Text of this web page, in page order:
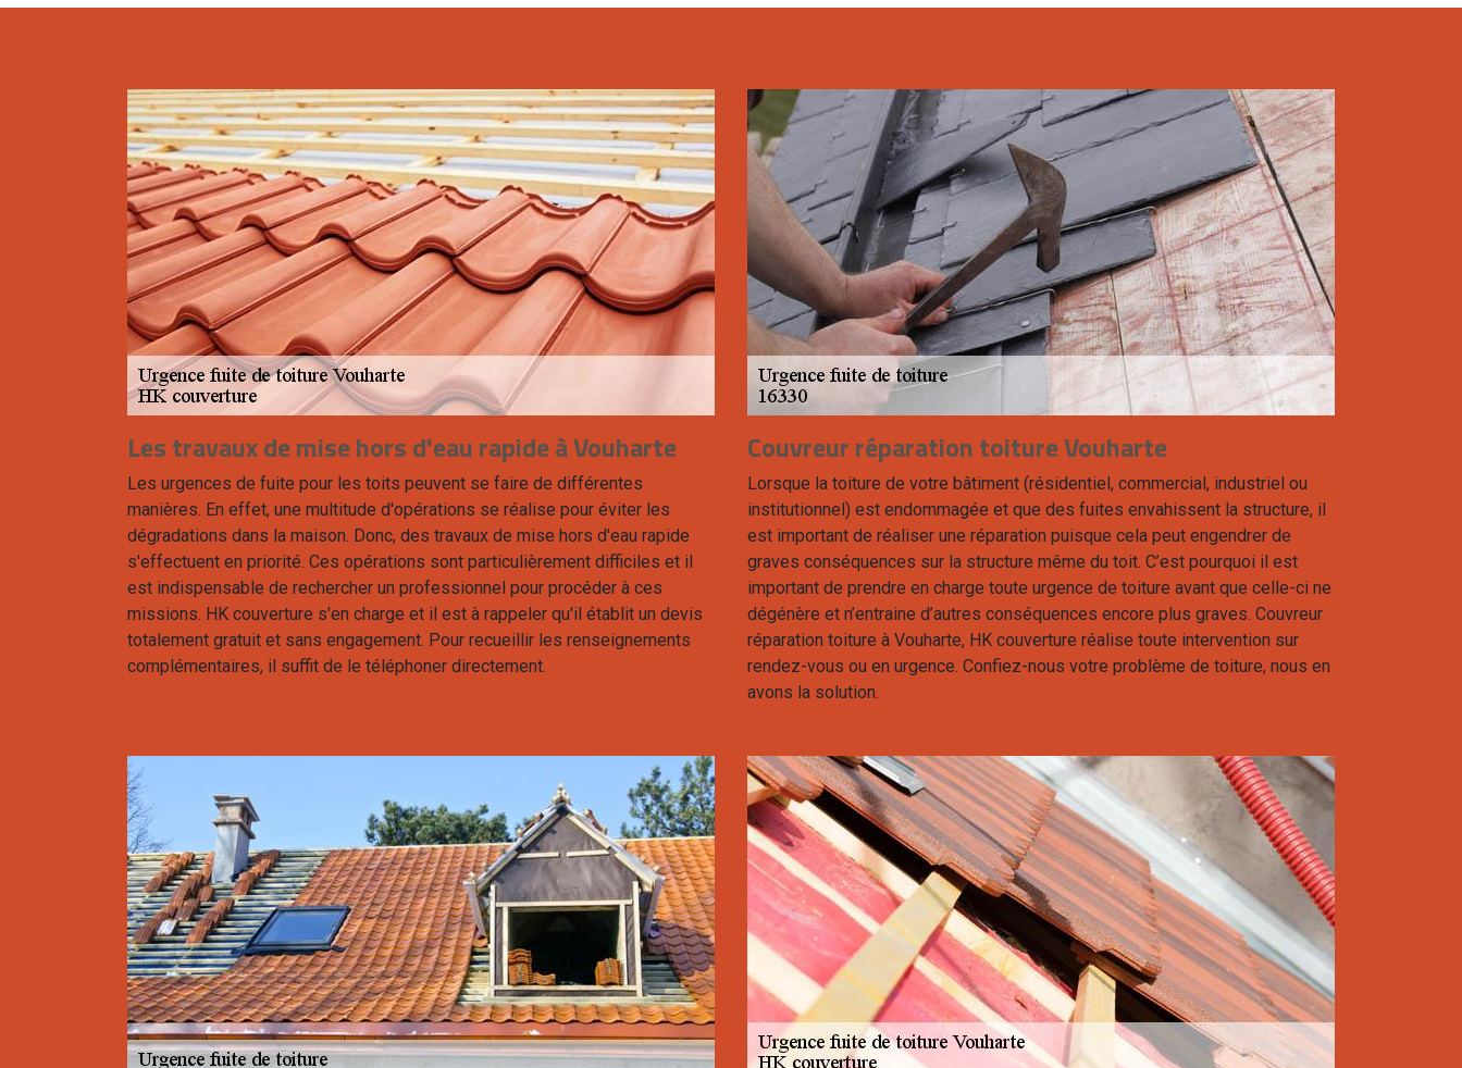
Les travaux de mise hors d'eau rapide à Vouharte
Les urgences de fuite pour les toits peuvent se faire de différentes
manières. En effet, une multitude d'opérations se réalise pour éviter les
dégradations dans la maison. Donc, des travaux de mise hors d'eau rapide
s'effectuent en priorité. Ces opérations sont particulièrement difficiles et il
est indispensable de rechercher un professionnel pour procéder à ces
missions. HK couverture s'en charge et il est à rappeler qu'il établit un devis
totalement gratuit et sans engagement. Pour recueillir les renseignements
complémentaires, il suffit de le téléphoner directement.
Couvreur réparation toiture Vouharte
Lorsque la toiture de votre bâtiment (résidentiel, commercial, industriel ou
institutionnel) est endommagée et que des fuites envahissent la structure, il
est important de réaliser une réparation puisque cela peut engendrer de
graves conséquences sur la structure même du toit. C’est pourquoi il est
important de prendre en charge toute urgence de toiture avant que celle-ci ne
dégénère et n’entraine d’autres conséquences encore plus graves. Couvreur
réparation toiture à Vouharte, HK couverture réalise toute intervention sur
rendez-vous ou en urgence. Confiez-nous votre problème de toiture, nous en
avons la solution.